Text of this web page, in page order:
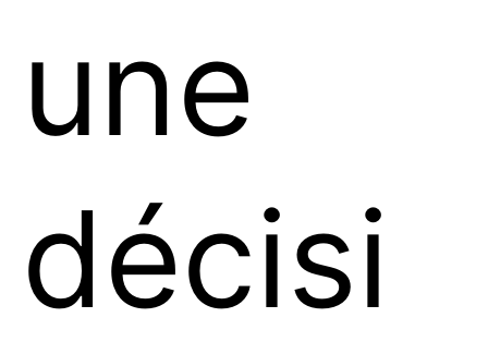
une
décisi